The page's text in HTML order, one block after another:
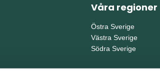
Våra regioner
Östra Sverige
Västra Sverige
Södra Sverige